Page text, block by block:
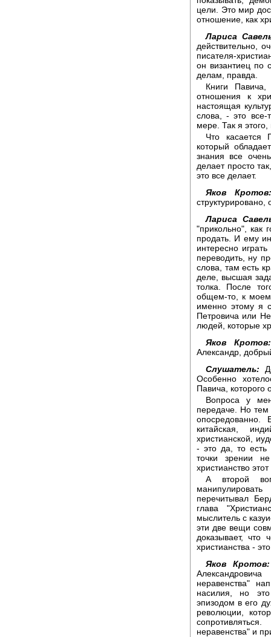
цели. Это мир
отношение, как
Лариса
действительно,
писателя-
он византиец по
делам, правда.
Книги
отношения к
настоящая
слова, - это все-
мере. Так я
Что касается
который
знания все
делает просто
это все делает.
Яков Кротов:
структурировано,
Лариса
"прикольно", как
продать. И ему
интересно
переводить, ну
слова, там есть
деле, высшая
толка. После
общем-то, к
именно этому я
Петровича или
людей, которые
Яков Кротов:
Александр,
Слушатель:
Особенно
Павича, которого
Вопроса у
передаче. Но тем
китайская,
христианской,
- это да, то
точки зрении
христианство
А второй
перечитывал
глава
мыслитель с
эти две вещи
доказывает,
христианства -
Яков Кротов:
неравенства"
насилия, но
эпизодом в его
революции,
неравенства" и